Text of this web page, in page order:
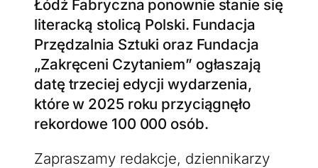
Łódź Fabryczna ponownie stanie się
literacką stolicą Polski. Fundacja
Przędzalnia Sztuki oraz Fundacja
„Zakręceni Czytaniem” ogłaszają
datę trzeciej edycji wydarzenia,
które w 2025 roku przyciągnęło
rekordowe 100 000 osób.
Zapraszamy redakcje, dziennikarzy